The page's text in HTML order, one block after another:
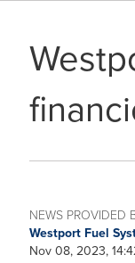
NEWS PROVIDED
Westport Fuel
Nov 08, 2023,